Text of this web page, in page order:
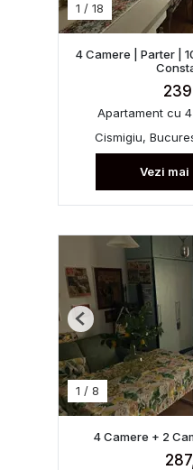
1 / 18
4 Camere | Parter |
Apartament cu
Cismigiu,
Vezi
1 / 8
Previous
4 Camere + 2